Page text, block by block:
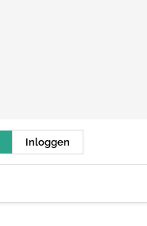
Inloggen